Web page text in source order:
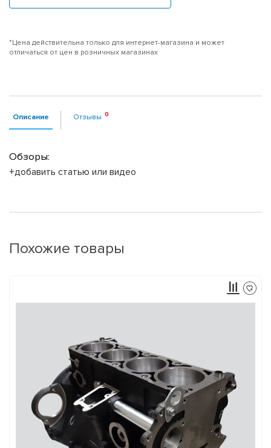
*Цена действительна только для интернет-магазина и может
отличаться от цен в розничных магазинах
Описание Отзывы
Обзоры:
+добавить статью или видео
Похожие товары